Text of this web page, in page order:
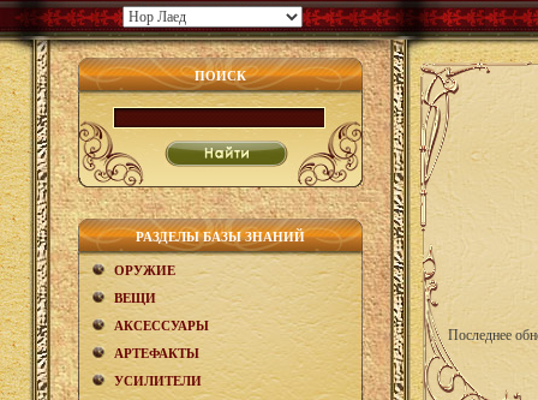
ПОИСК
РАЗДЕЛЫ БАЗЫ ЗНАНИЙ
ОРУЖИЕ
ВЕЩИ
АКCЕСCУАРЫ
АРТЕФАКТЫ
УСИЛИТЕЛИ
Последнее